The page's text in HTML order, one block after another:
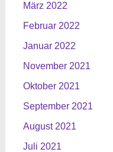
März 2022
Februar 2022
Januar 2022
November 2021
Oktober 2021
September 2021
August 2021
Juli 2021